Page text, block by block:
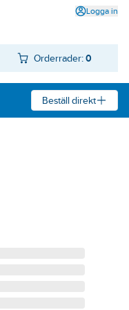
Logga in
Orderrader: 0
Beställ direkt